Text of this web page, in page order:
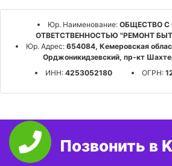
Юр. Наименование: ОБЩЕСТВО С
ОТВЕТСТВЕННОСТЬЮ "РЕМОНТ
Юр. Адрес: 654084, Кемеровская
Орджоникидзевский, пр-кт
ИНН: 4253052180 ОГРН:
Позвонить в